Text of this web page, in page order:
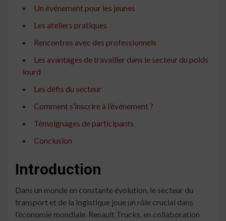
Un événement pour les jeunes
Les ateliers pratiques
Rencontres avec des professionnels
Les avantages de travailler dans le secteur du poids
lourd
Les défis du secteur
Comment s’inscrire à l’événement ?
Témoignages de participants
Conclusion
Introduction
Dans un monde en constante évolution, le secteur du
transport et de la logistique joue un rôle crucial dans
l’économie mondiale. Renault Trucks, en collaboration